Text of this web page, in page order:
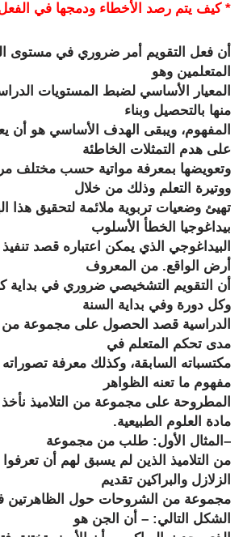
* كيف يتم رصد الأخطاء ودمجها في
أن فعل التقويم أمر ضروري في مستوى
المتعلمين وهو
المعيار الأساسي لضبط المستويات
منها بالتحصيل وبناء
المفهوم، ويبقى الهدف الأساسي هو أن
على هدم التمثلات الخاطئة
وتعويضها بمعرفة مواتية حسب مختلف
ووتيرة التعلم وذلك من خلال
تهيئ وضعيات تربوية ملائمة لتحقيق
بيداغوجيا الخطأ الأسلوب
البيداغوجي الذي يمكن اعتباره قصد
أرض الواقع. من المعروف
أن التقويم التشخيصي ضروري في
وكل دورة وفي بداية السنة
الدراسية قصد الحصول على مجموعة من
مدى تحكم المتعلم في
مكتسباته السابقة، وكذلك معرفة تصوراته
مفهوم ما تعنه الظواهر
المطروحة على مجموعة من التلاميذ نأخذ
مادة العلوم الطبيعية.
– المثال الأول: طلب من مجموعة
من التلاميذ الذين لم يسبق لهم أن
الزلازل والبراكين تقديم
مجموعة من الشروحات حول الظاهرتين
الشكل التالي: – أن الجن هو